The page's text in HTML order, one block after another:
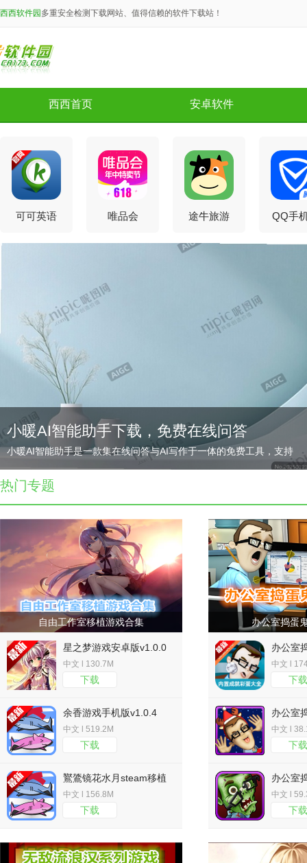
西西软件园 多重安全检测下载网站、值得信赖的软件下载站！
西西首页 安卓软件
可可英语
官方安卓版
唯品会
官方安卓版
途牛旅游
方版
QQ手
小暖AI智能助手下载，免费在线问答
小暖AI智能助手是一款集在线问答与AI写作于一体的免费工具，支持
智能对话、文案生成、工作总结、创意灵感等
热门专题
自由工作室移植游戏合集
星之梦游戏安卓版v1.0.0
中文 l 130.7M
下载
余香游戏手机版v1.0.4
中文 l 519.2M
下载
鸑鷟镜花水月steam移植
版下载v1.0.
中文 l 156.8M
下载
办公室捣蛋
办公室
单版
中文 l
下载
办公室
v1.8.26
中文 l
下载
办公室
1.3.38
中文 l
下载